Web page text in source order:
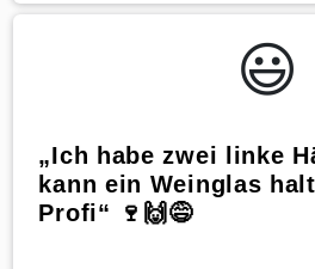
😃️
„Ich habe zwei linke
kann ein Weinglas
Profi“ 🍷🙌😅